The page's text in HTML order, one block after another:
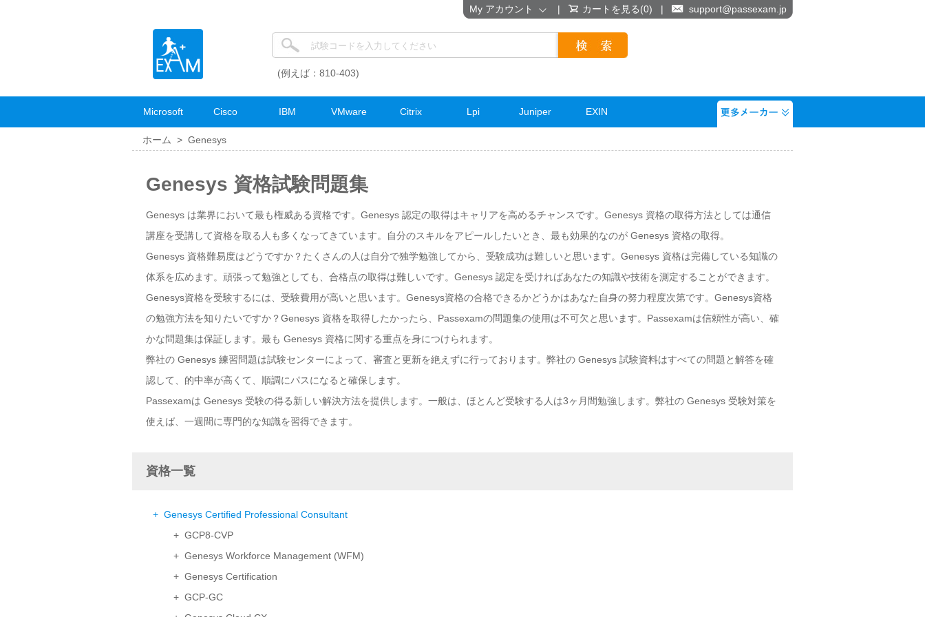
(例えば：810-403)
Microsoft Cisco IBM VMware Citrix Lpi Juniper EXIN
ホーム > Genesys
Genesys 資格試験問題集
Genesys は業界において最も権威ある資格です。Genesys 認定の取得はキャリアを高めるチャンスです。Genesys 資格の取得方法としては通信
講座を受講して資格を取る人も多くなってきています。自分のスキルをアピールしたいとき、最も効果的なのが Genesys 資格の取得。
Genesys 資格難易度はどうですか？たくさんの人は自分で独学勉強してから、受験成功は難しいと思います。Genesys 資格は完備している知識の
体系を広めます。頑張って勉強としても、合格点の取得は難しいです。Genesys 認定を受ければあなたの知識や技術を測定することができます。
Genesys資格を受験するには、受験費用が高いと思います。Genesys資格の合格できるかどうかはあなた自身の努力程度次第です。Genesys資格
の勉強方法を知りたいですか？Genesys 資格を取得したかったら、Passexamの問題集の使用は不可欠と思います。Passexamは信頼性が高い、確
かな問題集は保証します。最も Genesys 資格に関する重点を身につけられます。
弊社の Genesys 練習問題は試験センターによって、審査と更新を絶えずに行っております。弊社の Genesys 試験資料はすべての問題と解答を確
認して、的中率が高くて、順調にパスになると確保します。
Passexamは Genesys 受験の得る新しい解決方法を提供します。一般は、ほとんど受験する人は3ヶ月間勉強します。弊社の Genesys 受験対策を
使えば、一週間に専門的な知識を習得できます。
資格一覧
+ Genesys Certified Professional Consultant
+ GCP8-CVP
+ Genesys Workforce Management (WFM)
+ Genesys Certification
+ GCP-GC
My アカウント | カートを見る(0) | support@passexam.jp